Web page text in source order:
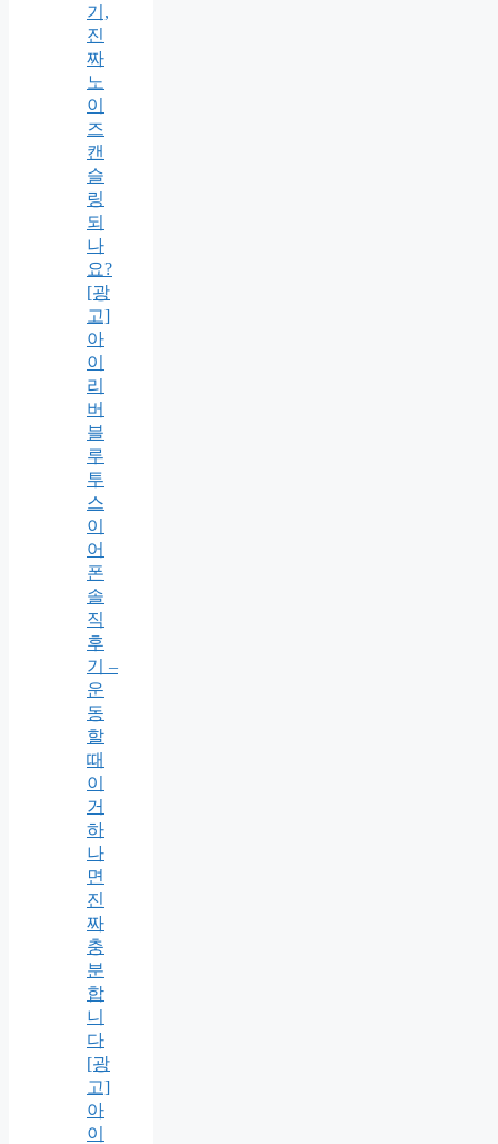
기,
진
짜
노
이
즈
캔
슬
링
되
나
요?
[광
고]
아
이
리
버
블
루
투
스
이
어
폰
솔
직
후
기 –
운
동
할
때
이
거
하
나
면
진
짜
충
분
합
니
다
[광
고]
아
이